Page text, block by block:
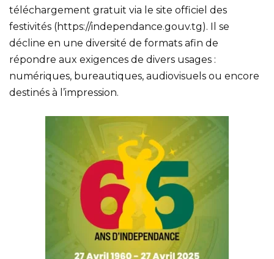
téléchargement gratuit via le site officiel des
festivités (https://independance.gouv.tg). Il se
décline en une diversité de formats afin de
répondre aux exigences de divers usages :
numériques, bureautiques, audiovisuels ou encore
destinés à l’impression.